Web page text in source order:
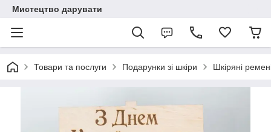
Мистецтво дарувати
Товари та послуги Подарунки зі шкіри Шкіряні